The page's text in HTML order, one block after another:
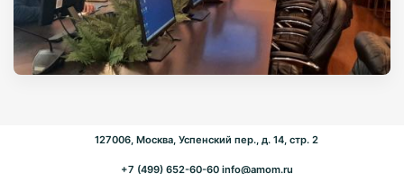
127006, Москва, Успенский пер., д. 14, стр. 2
+7 (499) 652-60-60 info@amom.ru